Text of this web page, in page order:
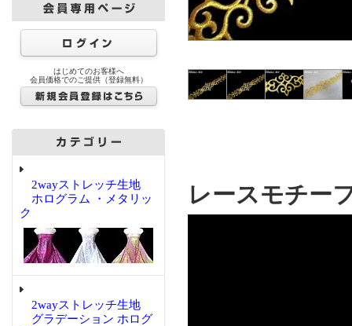
はじめてのお客様へ
会員価格でのご提供（登録無料）
2wayストレッチ生地
ホログラム ・メタリッ
ク
2wayストレッチ生地
グラデーション ホログ
レースモチ